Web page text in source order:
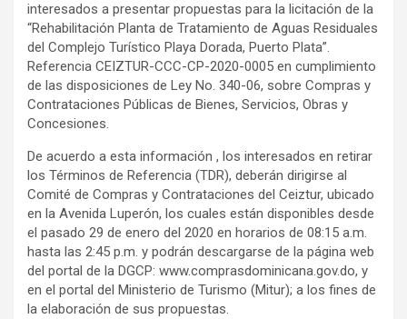
interesados a presentar propuestas para la licitación de la
“Rehabilitación Planta de Tratamiento de Aguas Residuales
del Complejo Turístico Playa Dorada, Puerto Plata”.
Referencia CEIZTUR-CCC-CP-2020-0005 en cumplimiento
de las disposiciones de Ley No. 340-06, sobre Compras y
Contrataciones Públicas de Bienes, Servicios, Obras y
Concesiones.
De acuerdo a esta información , los interesados en retirar
los Términos de Referencia (TDR), deberán dirigirse al
Comité de Compras y Contrataciones del Ceiztur, ubicado
en la Avenida Luperón, los cuales están disponibles desde
el pasado 29 de enero del 2020 en horarios de 08:15 a.m.
hasta las 2:45 p.m. y podrán descargarse de la página web
del portal de la DGCP: www.comprasdominicana.gov.do, y
en el portal del Ministerio de Turismo (Mitur); a los fines de
la elaboración de sus propuestas.